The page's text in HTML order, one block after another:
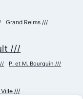
Grand Reims ///
///
P. et M. Bourquin ///
///